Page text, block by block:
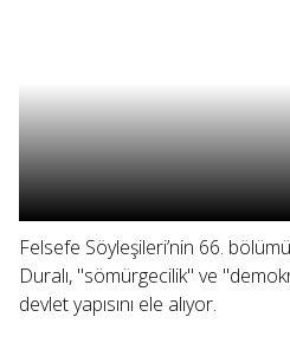
Felsefe Söyleşileri’nin 66.
Duralı, "sömürgecilik" ve
devlet yapısını ele alıyor.